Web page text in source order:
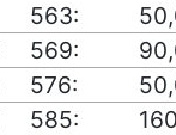
563:
569:
576:
585: